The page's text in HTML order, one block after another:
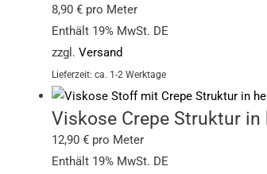
8,90 € pro Meter
Enthält 19% MwSt. DE
zzgl. Versand
Lieferzeit: ca. 1-2 Werktage
Viskose Crepe Struktur
12,90 € pro Meter
Enthält 19% MwSt. DE